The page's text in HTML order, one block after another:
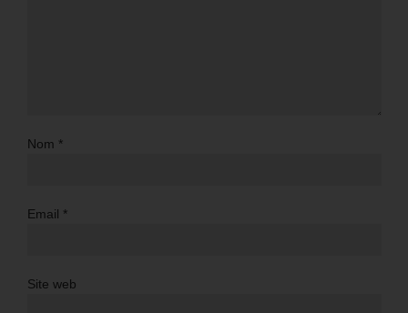
Nom *
Email *
Site web